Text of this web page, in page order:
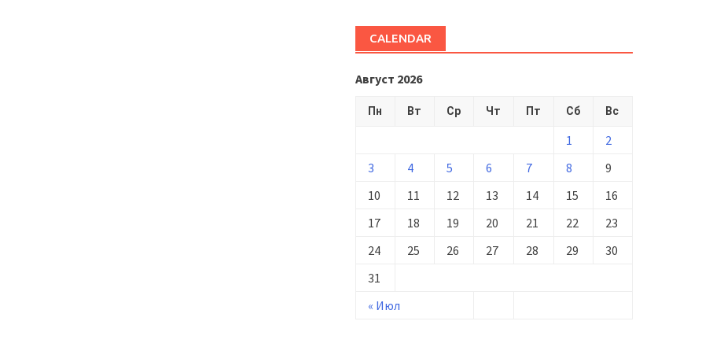
CALENDAR
Август 2026
Пн Вт Ср Чт Пт Сб Вс
« Июл
1
2
3
4 5 6 7 8
9
10
11 12 13 14 15
16
17
18 19 20 21 22
23
24
25 26 27 28 29
30
31